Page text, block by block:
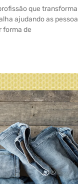
que
ajudando as
forma de